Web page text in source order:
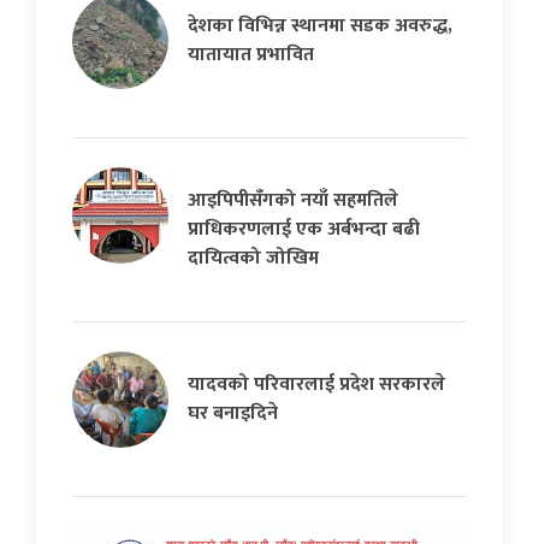
देशका विभिन्न स्थानमा सडक अवरुद्ध,
यातायात प्रभावित
आइपिपीसँगको नयाँ सहमतिले
प्राधिकरणलाई एक अर्बभन्दा बढी
दायित्वको जोखिम
यादवको परिवारलाई प्रदेश सरकारले
घर बनाइदिने